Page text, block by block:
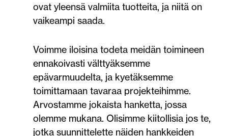
ovat yleensä valmiita tuotteita, ja niitä on
vaikeampi saada.
Voimme iloisina todeta meidän toimineen
ennakoivasti välttyäksemme
epävarmuudelta, ja kyetäksemme
toimittamaan tavaraa projekteihimme.
Arvostamme jokaista hanketta, jossa
olemme mukana. Olisimme kiitollisia jos te,
jotka suunnittelette näiden hankkeiden